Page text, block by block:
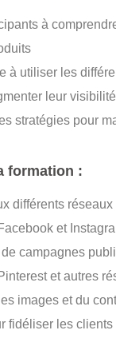
à
à utiliser les
leur visibilité
stratégies pour
formation :
différents
et
campagnes
et autres
images et du
fidéliser les